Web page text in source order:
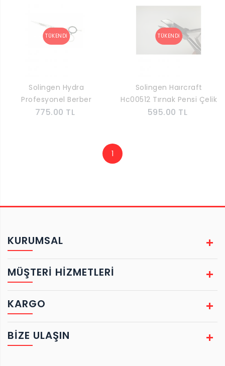
Solingen Hydra
Profesyonel Berber
Makası 5516/7
775.00 TL
Solingen Haırcraft
Hc00512 Tırnak Pensi Çelik
Yarım Ay Büyük Kilitli Tek
595.00 TL
1
KURUMSAL
MÜŞTERİ HİZMETLERİ
KARGO
BIZE ULAŞIN